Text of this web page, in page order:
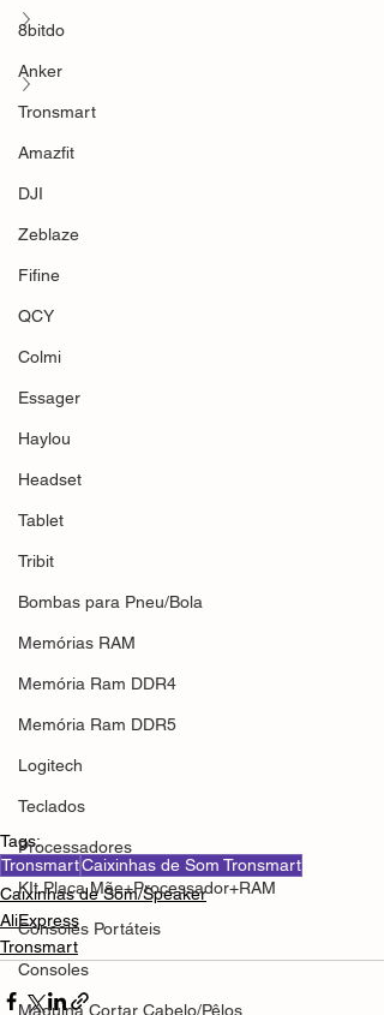
8bitdo
Anker
Tronsmart
Amazfit
DJI
Zeblaze
Fifine
QCY
Colmi
Essager
Haylou
Headset
Tablet
Tribit
Bombas para Pneu/Bola
Memórias RAM
Memória Ram DDR4
Memória Ram DDR5
Logitech
Teclados
Processadores
KIt Placa Mãe+Processador+RAM
Consoles Portáteis
Consoles
Máquina Cortar Cabelo/Pêlos
Tags:
TronsmartCaixinhas de Som Tronsmart
Caixinhas de Som/Speaker
AliExpress
Tronsmart